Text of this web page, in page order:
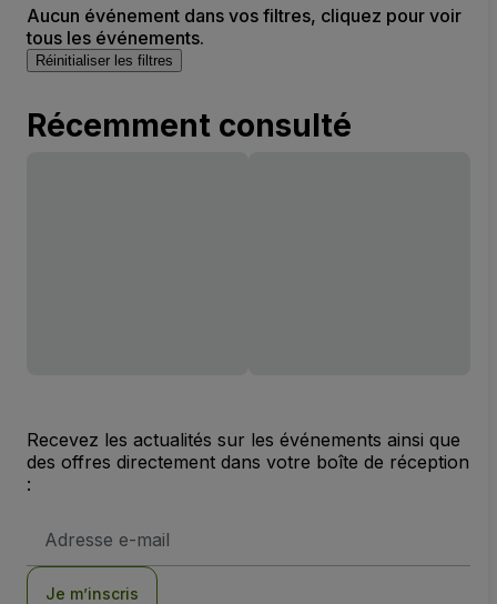
Aucun événement dans vos filtres, cliquez pour voir
tous les événements.
Réinitialiser les filtres
Récemment consulté
Recevez les actualités sur les événements ainsi que
des offres directement dans votre boîte de réception
:
e-
Je m’inscris